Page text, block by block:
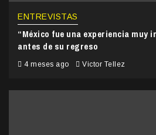
ENTREVISTAS
“México fue una experiencia muy
antes de su regreso
4 meses ago Victor Tellez